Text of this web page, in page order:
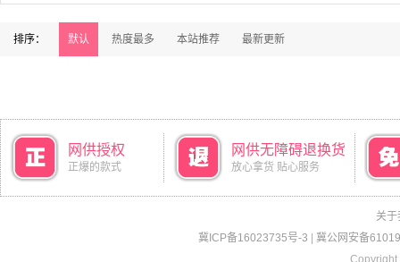
排序： 默认 热度最多 本站推荐 最新更新
网供授权
正爆的款式
网供无障碍退换货
放心拿货 贴心服务
关于
冀ICP备16023735号-3
冀公网安备